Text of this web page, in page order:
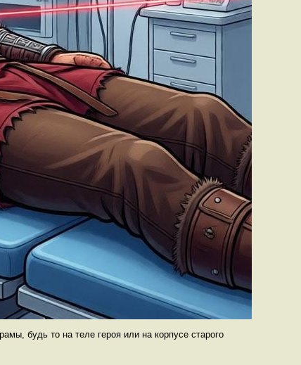
будь то на теле героя или на корпусе старого